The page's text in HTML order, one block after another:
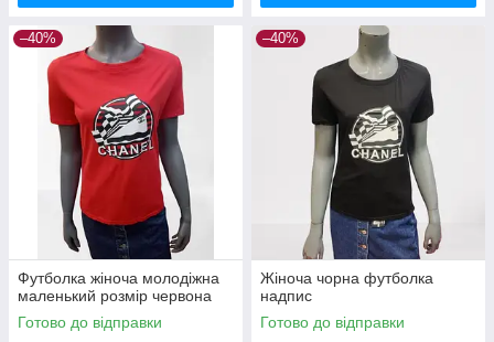
–40%
Футболка жіноча молодіжна
маленький розмір червона
Готово до відправки
–40%
Жіноча чорна футболка
надпис
Готово до відправки